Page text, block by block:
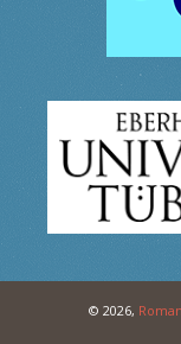
© 2026,